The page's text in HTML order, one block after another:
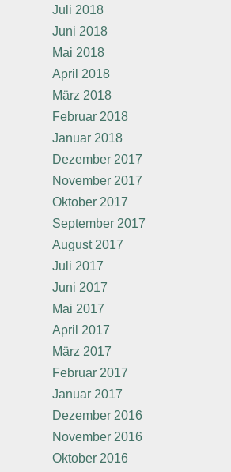
Juli 2018
Juni 2018
Mai 2018
April 2018
März 2018
Februar 2018
Januar 2018
Dezember 2017
November 2017
Oktober 2017
September 2017
August 2017
Juli 2017
Juni 2017
Mai 2017
April 2017
März 2017
Februar 2017
Januar 2017
Dezember 2016
November 2016
Oktober 2016